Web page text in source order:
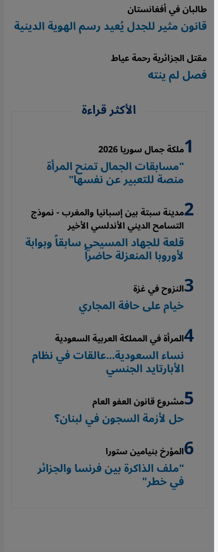
طالبان في أفغانستان
قانون مثير للجدل يُعيد رسم الهوية الدينية
مقتل الجزائرية رحمة عياط
فصل لم ينته
الأكثر قراءة
ملكة جمال سوريا 2026
"مسابقات الجمال تمنح المرأة
منصة للتعبير عن نفسها"
مدينة سبتة بين إسبانيا والمغرب - نموذج
التسامح الديني الأندلسي الأخير
قلعة للجهاد المسيحي سابقاً وبوابة
لأوروبا المنعزلة حاضراً
النزوح في غزة
خيام على حافة المجاري
المرأة في المملكة العربية السعودية
نساء السعودية...عالقات في نظام
الأبارتايد الجنسي
مشروع قانون العفو العام
حل لأزمة السجون في لبنان؟
المؤرخ بنيامين ستورا
"ملف الذاكرة بين فرنسا والجزائر
في خطر"